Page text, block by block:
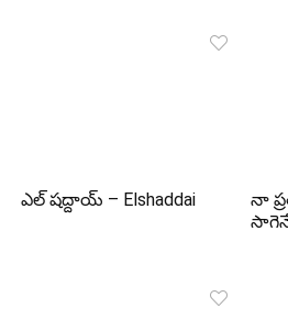
ఎల్ షద్దాయ్ – Elshaddai
నా
సాగెనే